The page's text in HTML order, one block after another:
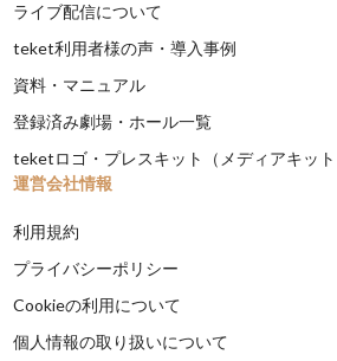
ライブ配信について
teket利用者様の声・導入事例
資料・マニュアル
登録済み劇場・ホール一覧
teketロゴ・プレスキット（メディアキット
運営会社情報
利用規約
プライバシーポリシー
Cookieの利用について
個人情報の取り扱いについて